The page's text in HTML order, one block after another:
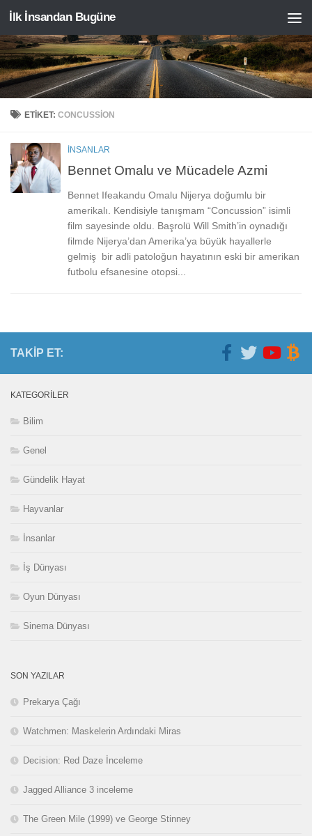
Skip to content
İlk İnsandan Bugüne
ETIKET:CONCUSSION
İNSANLAR
Bennet Omalu ve Mücadele Azmi
Bennet Ifeakandu Omalu Nijerya doğumlu bir
amerikalı. Kendisiyle tanışmam “Concussion” isimli
film sayesinde oldu. Başrolü Will Smith’in oynadığı
filmde Nijerya’dan Amerika’ya büyük hayallerle
gelmiş bir adli patoloğun hayatının eski bir amerikan
futbolu efsanesine otopsi...
TAKIP ET:
KATEGORILER
Bilim
Genel
Gündelik Hayat
Hayvanlar
İnsanlar
İş Dünyası
Oyun Dünyası
Sinema Dünyası
SON YAZILAR
Prekarya Çağı
Watchmen: Maskelerin Ardındaki Miras
Decision: Red Daze İnceleme
Jagged Alliance 3 inceleme
The Green Mile (1999) ve George Stinney